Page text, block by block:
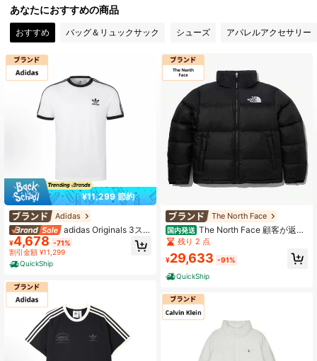
あなたにおすすめの商品
おすすめ バッグ＆リュックサック シューズ アパレルアクセサリー
¥11,299 節約
Adidas
adidas Originals 3スト
ライプス バレンタイン限定モデル ボ
ーダー半袖Tシャツ 通気性 ソフトで
快適 ホワイト
¥4,678 -71%
割引金額 ¥11,299
QuickShip
The North Face
国内発送 The North Face 顧客が返品
してきた商品は、完璧な状態だっ
た。NO返品・交換 ダウンブラウソ
ン メンズ レディース ユニセックス
ジュアル ジャケット 秋冬 コート 撥
残り 2 点
¥29,633 -91%
QuickShip